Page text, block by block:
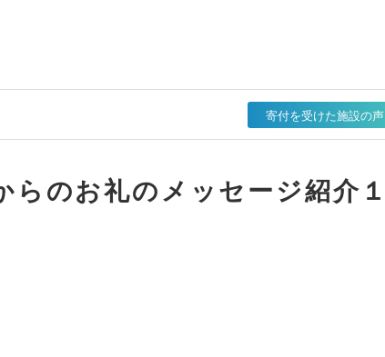
寄付を受けた施設の声
のお礼のメッセージ紹介１